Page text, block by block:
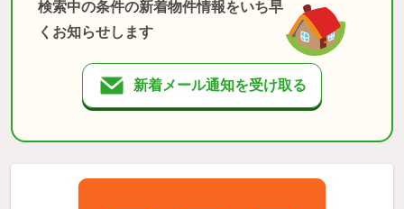
検索中の条件の新着物件情報をいち早
くお知らせします
新着メール通知を受け取る